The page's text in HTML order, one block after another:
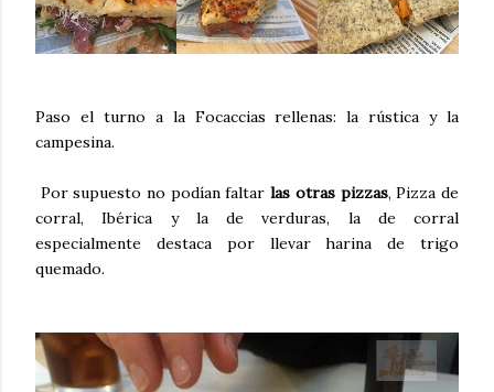
Paso el turno a la Focaccias rellenas: la rústica y la
campesina.
Por supuesto no podían faltarlas otras pizzas, Pizza de
corral, Ibérica y la de verduras, la de corral
especialmente destaca por llevar harina de trigo
quemado.